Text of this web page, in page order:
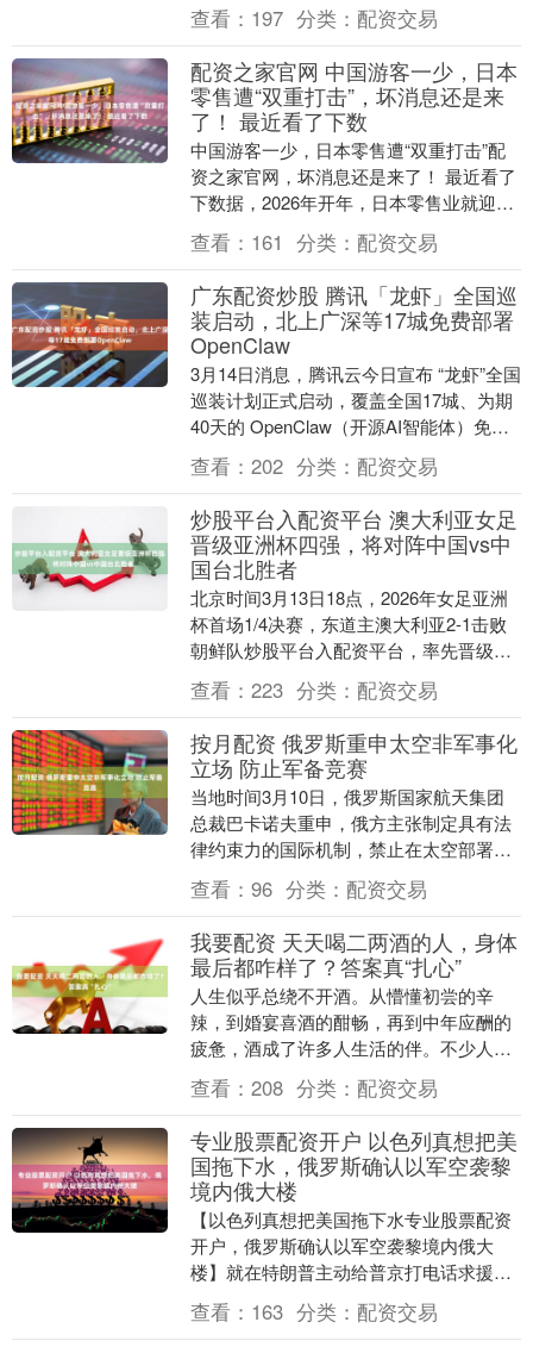
谈了一场即将....
查看： 197 分类： 配资交易
配资之家官网 中国游客一少，日本
零售遭“双重打击”，坏消息还是来
了！ 最近看了下数
中国游客一少，日本零售遭“双重打击”配
资之家官网，坏消息还是来了！ 最近看了
下数据，2026年开年，日本零售业就迎来
了寒冬：1月中国游客暴跌60.7%，四大百
货....
查看： 161 分类： 配资交易
广东配资炒股 腾讯「龙虾」全国巡
装启动，北上广深等17城免费部署
OpenClaw
3月14日消息，腾讯云今日宣布 “龙虾”全国
巡装计划正式启动，覆盖全国17城、为期
40天的 OpenClaw（开源AI智能体）免费
安装与技术支援行动。 据介绍即....
查看： 202 分类： 配资交易
炒股平台入配资平台 澳大利亚女足
晋级亚洲杯四强，将对阵中国vs中
国台北胜者
北京时间3月13日18点，2026年女足亚洲
杯首场1/4决赛，东道主澳大利亚2-1击败
朝鲜队炒股平台入配资平台，率先晋级四
强，也成为首支锁定2027年巴西女足世....
查看： 223 分类： 配资交易
按月配资 俄罗斯重申太空非军事化
立场 防止军备竞赛
当地时间3月10日，俄罗斯国家航天集团
总裁巴卡诺夫重申，俄方主张制定具有法
律约束力的国际机制，禁止在太空部署任
何类型武器，禁止在太空、从太空或针对
太空使用武力，....
查看： 96 分类： 配资交易
我要配资 天天喝二两酒的人，身体
最后都咋样了？答案真“扎心”
人生似乎总绕不开酒。从懵懂初尝的辛
辣，到婚宴喜酒的酣畅，再到中年应酬的
疲惫，酒成了许多人生活的伴。不少人
对“每天二两白酒我要配资，活血又养
生”的说法深信不疑。 ....
查看： 208 分类： 配资交易
专业股票配资开户 以色列真想把美
国拖下水，俄罗斯确认以军空袭黎
境内俄大楼
【以色列真想把美国拖下水专业股票配资
开户，俄罗斯确认以军空袭黎境内俄大
楼】就在特朗普主动给普京打电话求援的
关键节骨眼上，以色列空军，居然把黎巴
嫩境内的一座俄罗斯....
查看： 163 分类： 配资交易